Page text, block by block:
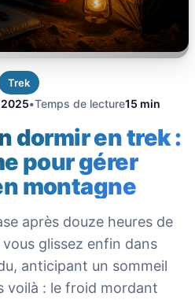
Trek
•Temps de lecture15 min
dormir en trek :
pour gérer
montagne
après douze heures de
glissez enfin dans
anticipant un sommeil
voilà : le froid mordant